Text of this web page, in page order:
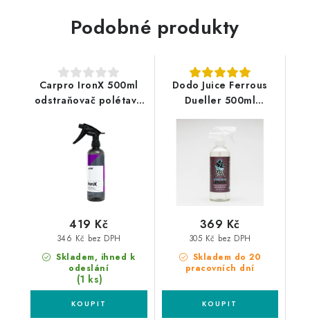
Podobné produkty
Carpro IronX 500ml
odstraňovač polétavé
Skladem, ihned k
odeslání
(1 ks)
346 Kč bez DPH
419 Kč
Dodo Juice Ferrous
Dueller 500ml
rzi
Skladem do 20
pracovních dní
305 Kč bez DPH
369 Kč